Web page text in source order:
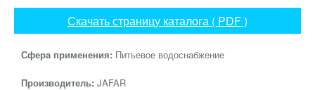
Скачать страницу каталога ( PDF )
Сфера применения: Питьевое водоснабжение
Производитель: JAFAR